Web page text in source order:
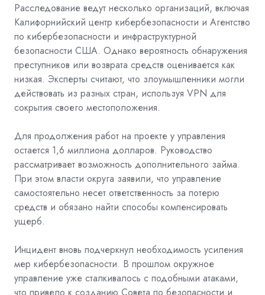
Расследование ведут несколько организаций, включая
Калифорнийский центр кибербезопасности и Агентство
по кибербезопасности и инфраструктурной
безопасности США. Однако вероятность обнаружения
преступников или возврата средств оценивается как
низкая. Эксперты считают, что злоумышленники могли
действовать из разных стран, используя VPN для
сокрытия своего местоположения.
Для продолжения работ на проекте у управления
остается 1,6 миллиона долларов. Руководство
рассматривает возможность дополнительного займа.
При этом власти округа заявили, что управление
самостоятельно несет ответственность за потерю
средств и обязано найти способы компенсировать
ущерб.
Инцидент вновь подчеркнул необходимость усиления
мер кибербезопасности. В прошлом окружное
управление уже сталкивалось с подобными атаками,
что привело к созданию Совета по безопасности и